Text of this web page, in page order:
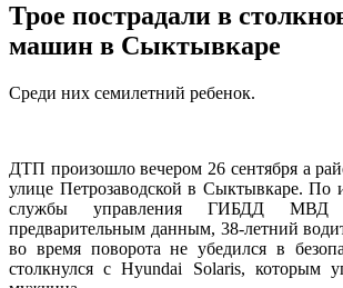
Трое пострадали в
машин в Сыктывкаре
Среди них семилетний ребенок.
ДТП произошло вечером 26 сентября а
улице Петрозаводской в Сыктывкаре. По
службы управления ГИБДД
предварительным данным, 38-летний
во время поворота не убедился в
столкнулся с Hyundai Solaris, которым